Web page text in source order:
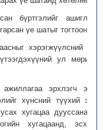
бүртгэлийг ашиглан
үе шатыг тогтооно.
хэрэгжүүлсний үр
ул мөрийг
эрхлэгч энэ
хүнсний түүхий эд,
хугацаа дууссанаас
хугацаанд, эсхүл